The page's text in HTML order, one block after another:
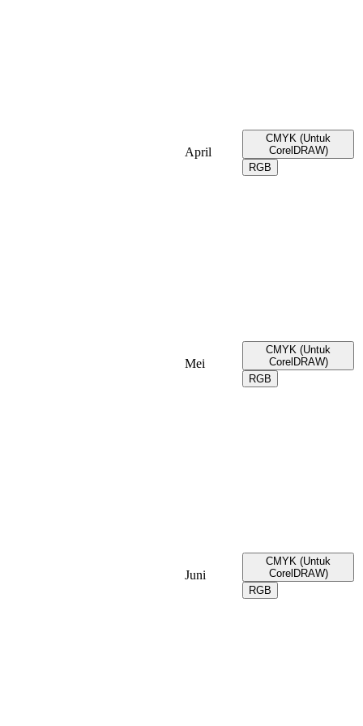
April
CMYK (Untuk
CorelDRAW)
RGB
Mei
CMYK (Untuk
CorelDRAW)
RGB
Juni
CMYK (Untuk
CorelDRAW)
RGB